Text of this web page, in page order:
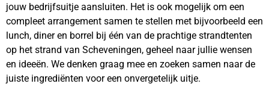
jouw bedrijfsuitje aansluiten. Het is ook mogelijk om een
compleet arrangement samen te stellen met bijvoorbeeld een
lunch, diner en borrel bij één van de prachtige strandtenten
op het strand van Scheveningen, geheel naar jullie wensen
en ideeën. We denken graag mee en zoeken samen naar de
juiste ingrediënten voor een onvergetelijk uitje.